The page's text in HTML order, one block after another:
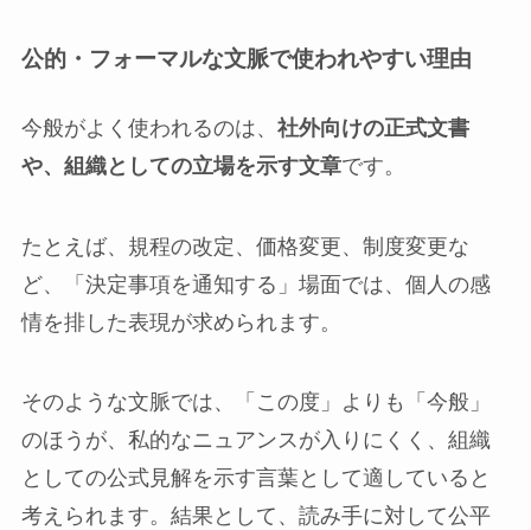
公的・フォーマルな文脈で使われやすい理由
今般がよく使われるのは、 社外向けの正式文書
や、組織としての立場を示す文章です。
たとえば、規程の改定、価格変更、制度変更な
ど、「決定事項を通知する」場面では、個人の感
情を排した表現が求められます。
そのような文脈では、「この度」よりも「今般」
のほうが、私的なニュアンスが入りにくく、組織
としての公式見解を示す言葉として適していると
考えられます。結果として、読み手に対して公平